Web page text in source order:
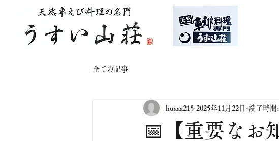
全ての記事
📅【重要なお
huaaa215 2025年11月22日 読了時間